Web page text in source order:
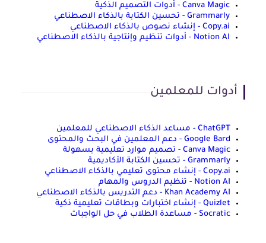
Canva Magic - أدوات التصميم الذكية
Grammarly - تحسين الكتابة بالذكاء الاصطناعي
Copy.ai - إنشاء نصوص بالذكاء الاصطناعي
Notion AI - أدوات تنظيم وإنتاجية بالذكاء الاصطناعي
أدوات للمعلمين
ChatGPT - مساعد الذكاء الاصطناعي للمعلمين
Google Bard - دعم المعلمين في البحث والمحتوى
Canva Magic - تصميم موارد تعليمية بسهولة
Grammarly - تحسين الكتابة الأكاديمية
Copy.ai - إنشاء محتوى تعليمي بالذكاء الاصطناعي
Notion AI - تنظيم الدروس والمهام
Khan Academy AI - دعم التدريس بالذكاء الاصطناعي
Quizlet - إنشاء اختبارات وبطاقات تعليمية ذكية
Socratic - مساعدة الطلاب في حل الواجبات